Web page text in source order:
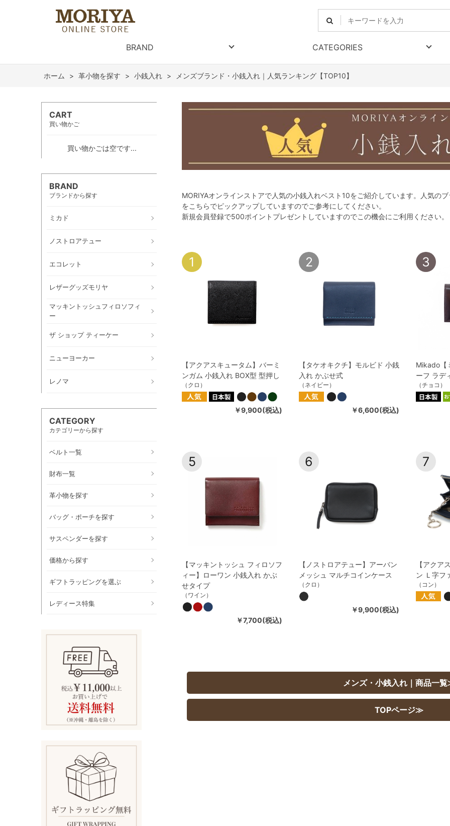
BRAND CATEGORIES
ホーム > 革小物を探す > 小銭入れ > メンズブランド・小銭入れ｜人気ランキング【TOP10】
CART
買い物かご
買い物かごは空です...
BRAND
ブランドから探す
ミカド
ノストロアテュー
エコレット
レザーグッズモリヤ
マッキントッシュフィロソフィ
ー
ザ ショップ ティーケー
ニューヨーカー
レノマ
CATEGORY
カテゴリーから探す
ベルト一覧
財布一覧
革小物を探す
バッグ・ポーチを探す
サスペンダーを探す
価格から探す
ギフトラッピングを選ぶ
レディース特集
MORIYAオンラインストアで人気の小銭入れベスト10をご紹介しています。人気の
をこちらでピックアップしていますのでご参考にしてください。
新規会員登録で500ポイントプレゼントしていますのでこの機会にご利用ください。
1
【アクアスキュータム】バーミ
ンガム 小銭入れ BOX型 型押し
（クロ）
￥9,900(税込)
2
【タケオキクチ】モルビド 小銭
入れ かぶせ式
（ネイビー）
￥6,600(税込)
3
Mikado【
ーフ ラデ
（チョコ）
5
【マッキントッシュ フィロソフ
ィー】ローワン 小銭入れ かぶ
せタイプ
（ワイン）
￥7,700(税込)
6
【ノストロアテュー】アーバン
メッシュ マルチコインケース
（クロ）
￥9,900(税込)
7
【アクア
ン Ｌ字フ
（コン）
メンズ・小銭入れ｜商品一
TOPページ≫